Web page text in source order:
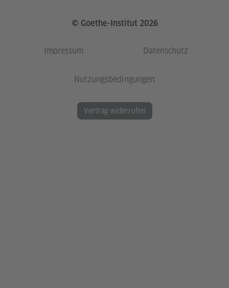
© Goethe-Institut 2026
Impressum Datenschutz
Nutzungsbedingungen
Vertrag widerrufen